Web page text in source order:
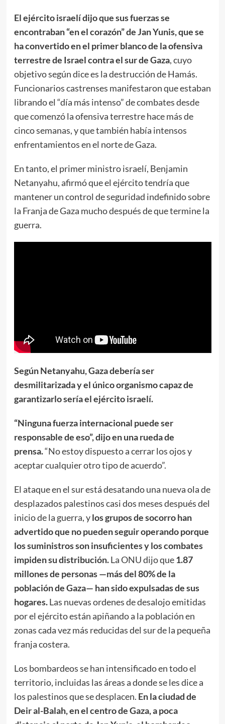
El ejército israelí dijo que sus fuerzas se
encontraban “en el corazón” de Jan Yunis, que se
ha convertido en el primer blanco de la ofensiva
terrestre de Israel contra el sur de Gaza, cuyo
objetivo según dice es la destrucción de Hamás.
Funcionarios castrenses manifestaron que estaban
librando el “día más intenso” de combates desde
que comenzó la ofensiva terrestre hace más de
cinco semanas, y que también había intensos
enfrentamientos en el norte de Gaza.
En tanto, el primer ministro israelí, Benjamin
Netanyahu, afirmó que el ejército tendría que
mantener un control de seguridad indefinido sobre
la Franja de Gaza mucho después de que termine la
guerra.
Según Netanyahu, Gaza debería ser
desmilitarizada y el único organismo capaz de
garantizarlo sería el ejército israelí.
“Ninguna fuerza internacional puede ser
responsable de eso”, dijo en una rueda de
prensa.“No estoy dispuesto a cerrar los ojos y
aceptar cualquier otro tipo de acuerdo”.
El ataque en el sur está desatando una nueva ola de
desplazados palestinos casi dos meses después del
inicio de la guerra, ylos grupos de socorro han
advertido que no pueden seguir operando porque
los suministros son insuficientes y los combates
impiden su distribución.La ONU dijo que1.87
millones de personas —más del 80% de la
población de Gaza— han sido expulsadas de sus
hogares.Las nuevas ordenes de desalojo emitidas
por el ejército están apiñando a la población en
zonas cada vez más reducidas del sur de la pequeña
franja costera.
Los bombardeos se han intensificado en todo el
territorio, incluidas las áreas a donde se les dice a
los palestinos que se desplacen. En la ciudad de
Deir al-Balah, en el centro de Gaza, a poca